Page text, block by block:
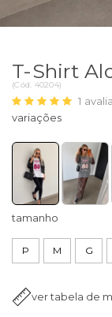
T-Shirt
(Cód. 40204)
1
tamanho
P M G
ver tabela de